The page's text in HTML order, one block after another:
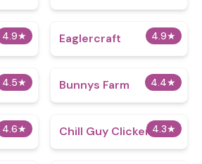
4.9★ 4.9★
Eaglercraft
4.5★ 4.4★
Bunnys Farm
4.6★ 4.3★
Chill Guy Clicker 3D